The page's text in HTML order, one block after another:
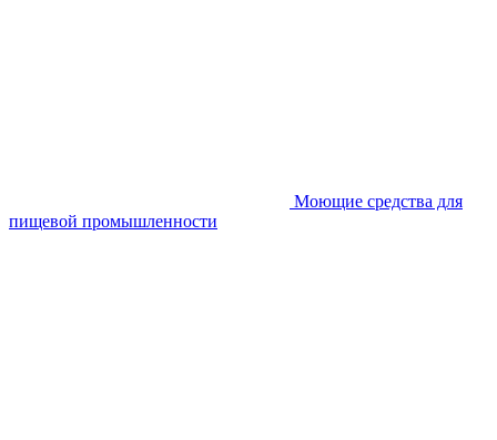
Моющие средства для
пищевой промышленности